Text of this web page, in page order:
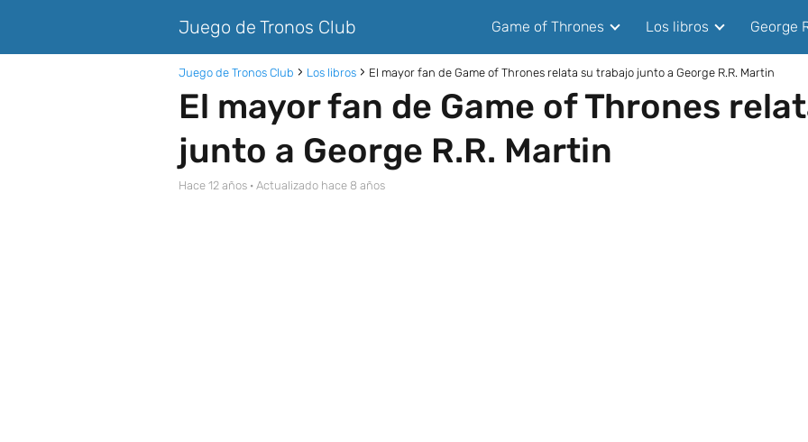
Juego de Tronos Club Game of Thrones Los libros George
Juego de Tronos Club Los libros El mayor fan de Game of Thrones relata su trabajo junto a George R.R. Martin
El mayor fan de Game of Thrones
junto a George R.R. Martin
hace 12 años · Actualizado hace 8 años